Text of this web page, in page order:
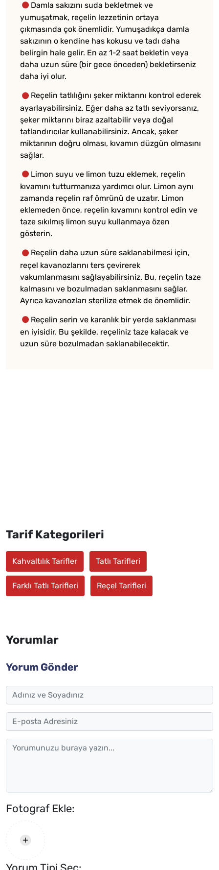
Damla sakızını suda bekletmek ve
yumuşatmak, reçelin lezzetinin ortaya
çıkmasında çok önemlidir. Yumuşadıkça damla
sakızının o kendine has kokusu ve tadı daha
belirgin hale gelir. En az 1-2 saat bekletin veya
daha uzun süre (bir gece önceden) bekletirseniz
daha iyi olur.
Reçelin tatlılığını şeker miktarını kontrol ederek
ayarlayabilirsiniz. Eğer daha az tatlı seviyorsanız,
şeker miktarını biraz azaltabilir veya doğal
tatlandırıcılar kullanabilirsiniz. Ancak, şeker
miktarının doğru olması, kıvamın düzgün olmasını
sağlar.
Limon suyu ve limon tuzu eklemek, reçelin
kıvamını tutturmanıza yardımcı olur. Limon aynı
zamanda reçelin raf ömrünü de uzatır. Limon
eklemeden önce, reçelin kıvamını kontrol edin ve
taze sıkılmış limon suyu kullanmaya özen
gösterin.
Reçelin daha uzun süre saklanabilmesi için,
reçel kavanozlarını ters çevirerek
vakumlanmasını sağlayabilirsiniz. Bu, reçelin taze
kalmasını ve bozulmadan saklanmasını sağlar.
Ayrıca kavanozları sterilize etmek de önemlidir.
Reçelin serin ve karanlık bir yerde saklanması
en iyisidir. Bu şekilde, reçeliniz taze kalacak ve
uzun süre bozulmadan saklanabilecektir.
Tarif Kategorileri
Kahvaltılık Tarifler Tatlı Tarifleri
Farklı Tatlı Tarifleri Reçel Tarifleri
Yorumlar
Yorum Gönder
Fotograf Ekle: